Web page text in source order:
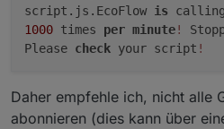
script.js.EcoFlow is
1000 times per minute!
Please check your script !
Daher empfehle ich, nicht alle
abonnieren (dies kann über